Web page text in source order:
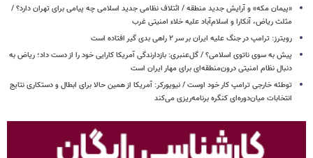
«پیمان مکه» و آرایش جدید منطقه / ائتلاف نظامی جدید اسلامی چه پیامی برای تهران دارد؟ /
مثلث ریاض، آنکارا و اسلام‌آباد علیه خلاء امنیتی غرب
رویترز: ترامپ در جنگ علیه ایران بر سر ۲ راهی بدی گیر افتاده است
پیش به سوی ناتوی اسلامی؟ / گل‌عنبری: بازدارندگی آمریکا کارایی خود را از دست داد؛ ریاض به
دنبال نظام امنیتی درون‌منطقه‌ای برای مهار ایران است
توطئه خارجی ترامپ کار خود اوست / نیویورکر: آمریکا از همین حالا برای ابطال و دستکاری نتایج
انتخابات میان‌دوره‌ای کنگره برنامه‌ریزی می‌کند